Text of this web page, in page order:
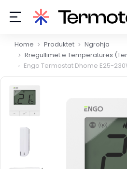
You are here:
Home Produktet
Ngrohja
Rregullimet e Temperaturës
Engo Termostat Dhome E25-